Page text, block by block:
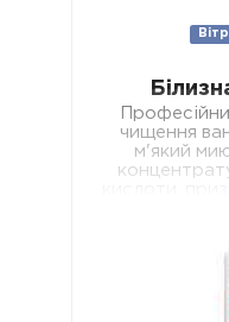
чищення
м'який